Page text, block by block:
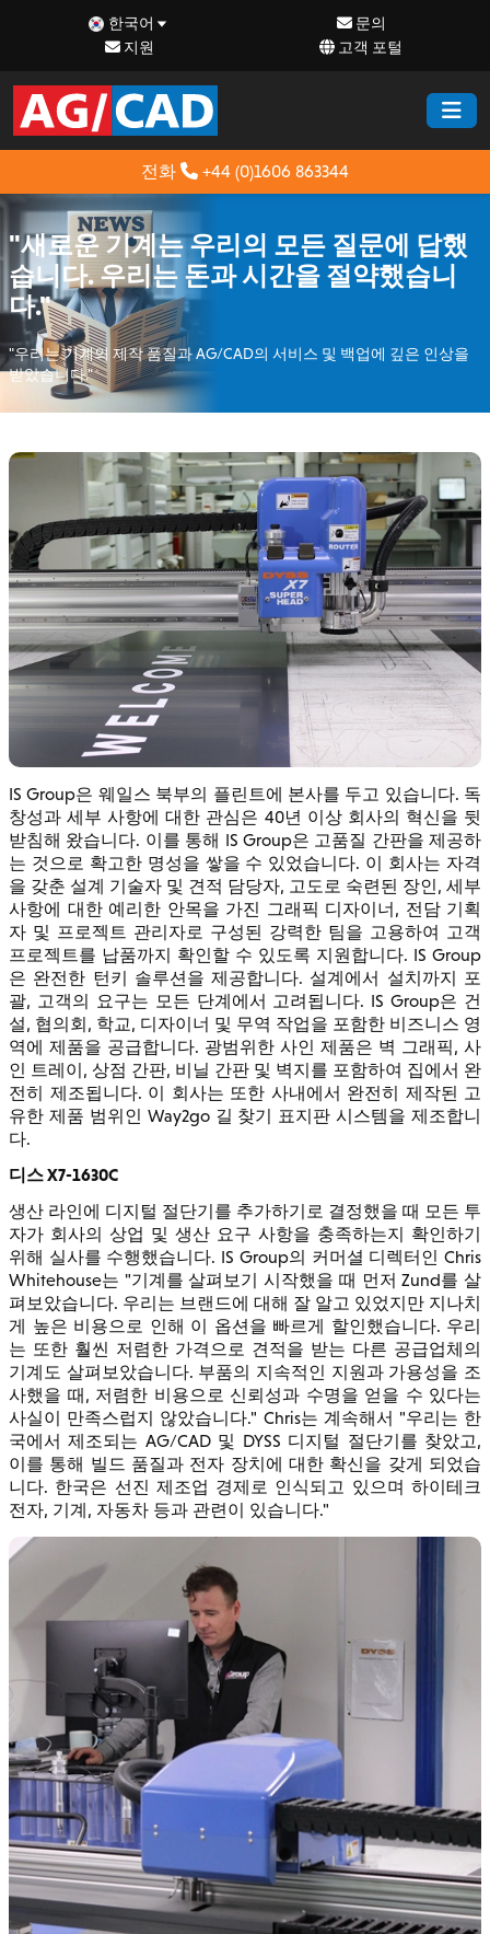
한국어
문의
지원
고객 포털
전화 +44 (0)1606 863344
"새로운 기계는 우리의 모든 질문에 답했
습니다. 우리는 돈과 시간을 절약했습니
다."
"우리는 기계의 제작 품질과 AG/CAD의 서비스 및 백업에 깊은 인상을
받았습니다."
IS Group은 웨일스 북부의 플린트에 본사를 두고 있습니다. 독
창성과 세부 사항에 대한 관심은 40년 이상 회사의 혁신을 뒷
받침해 왔습니다. 이를 통해 IS Group은 고품질 간판을 제공하
는 것으로 확고한 명성을 쌓을 수 있었습니다. 이 회사는 자격
을 갖춘 설계 기술자 및 견적 담당자, 고도로 숙련된 장인, 세부
사항에 대한 예리한 안목을 가진 그래픽 디자이너, 전담 기획
자 및 프로젝트 관리자로 구성된 강력한 팀을 고용하여 고객
프로젝트를 납품까지 확인할 수 있도록 지원합니다. IS Group
은 완전한 턴키 솔루션을 제공합니다. 설계에서 설치까지 포
괄, 고객의 요구는 모든 단계에서 고려됩니다. IS Group은 건
설, 협의회, 학교, 디자이너 및 무역 작업을 포함한 비즈니스 영
역에 제품을 공급합니다. 광범위한 사인 제품은 벽 그래픽, 사
인 트레이, 상점 간판, 비닐 간판 및 벽지를 포함하여 집에서 완
전히 제조됩니다. 이 회사는 또한 사내에서 완전히 제작된 고
유한 제품 범위인 Way2go 길 찾기 표지판 시스템을 제조합니
다.
디스 X7-1630C
생산 라인에 디지털 절단기를 추가하기로 결정했을 때 모든 투
자가 회사의 상업 및 생산 요구 사항을 충족하는지 확인하기
위해 실사를 수행했습니다. IS Group의 커머셜 디렉터인 Chris
Whitehouse는 "기계를 살펴보기 시작했을 때 먼저 Zund를 살
펴보았습니다. 우리는 브랜드에 대해 잘 알고 있었지만 지나치
게 높은 비용으로 인해 이 옵션을 빠르게 할인했습니다. 우리
는 또한 훨씬 저렴한 가격으로 견적을 받는 다른 공급업체의
기계도 살펴보았습니다. 부품의 지속적인 지원과 가용성을 조
사했을 때, 저렴한 비용으로 신뢰성과 수명을 얻을 수 있다는
사실이 만족스럽지 않았습니다." Chris는 계속해서 "우리는 한
국에서 제조되는 AG/CAD 및 DYSS 디지털 절단기를 찾았고,
이를 통해 빌드 품질과 전자 장치에 대한 확신을 갖게 되었습
니다. 한국은 선진 제조업 경제로 인식되고 있으며 하이테크
전자, 기계, 자동차 등과 관련이 있습니다."